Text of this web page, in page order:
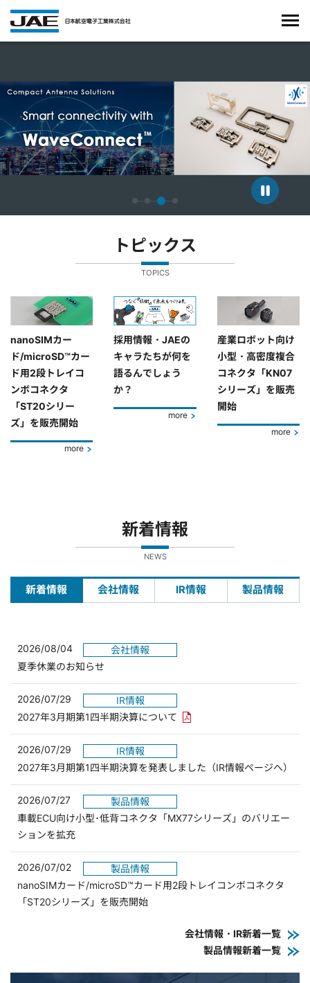
トピックス
TOPICS
nanoSIMカー
ド/microSD™カー
ド用2段トレイコ
ンボコネクタ
「ST20シリー
ズ」を販売開始
more
採用情報・JAEの
キャラたちが何を
語るんでしょう
か？
more
産業ロボット向け
小型・高密度複合
コネクタ「KN07
シリーズ」を販売
開始
more
新着情報
NEWS
新着情報 会社情報 IR情報 製品情報
2026/08/04
会社情報
夏季休業のお知らせ
2026/07/29
IR情報
2027年3月期第1四半期決算について PDFリンクを新しいウィンド
2026/07/29
IR情報
2027年3月期第1四半期決算を発表しました（IR情報ページへ）
2026/07/27
製品情報
車載ECU向け小型･低背コネクタ「MX77シリーズ」のバリエー
ションを拡充
2026/07/02
製品情報
nanoSIMカード/microSD™カード用2段トレイコンボコネクタ
「ST20シリーズ」を販売開始
会社情報・IR新着一覧
製品情報新着一覧